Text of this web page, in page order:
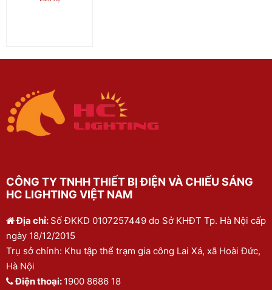
CÔNG TY TNHH THIẾT BỊ ĐIỆN VÀ CHIẾU SÁNG
HC LIGHTING VIỆT NAM
Địa chỉ: Số ĐKKD 0107257449 do Sở KHĐT Tp. Hà Nội cấp
ngày 18/12/2015
Trụ sở chính: Khu tập thể trạm gia công Lai Xá, xã Hoài Đức,
Hà Nội
Điện thoại: 1900 8686 18